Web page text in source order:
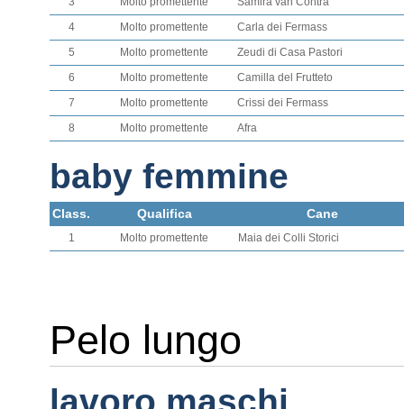
4
Molto promettente
Carla dei Fermass
5
Molto promettente
Zeudi di Casa Pastori
6
Molto promettente
Camilla del Frutteto
7
Molto promettente
Crissi dei Fermass
8
Molto promettente Afra
baby femmine
Class. Qualifica Cane
1 Molto promettente Maia dei Colli Storici
Pelo lungo